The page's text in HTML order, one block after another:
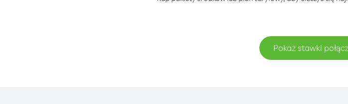
Pokaż stawki